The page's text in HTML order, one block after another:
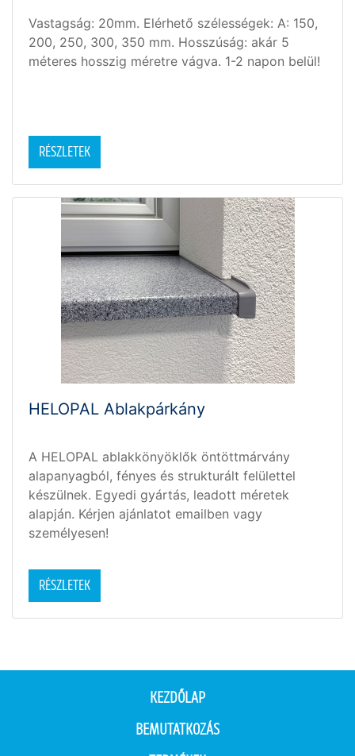
Vastagság: 20mm. Elérhető szélességek: A: 150,
200, 250, 300, 350 mm. Hosszúság: akár 5
méteres hosszig méretre vágva. 1-2 napon belül!
RÉSZLETEK
HELOPAL Ablakpárkány
A HELOPAL ablakkönyöklők öntöttmárvány
alapanyagból, fényes és strukturált felülettel
készülnek. Egyedi gyártás, leadott méretek
alapján. Kérjen ajánlatot emailben vagy
személyesen!
RÉSZLETEK
KEZDŐLAP
BEMUTATKOZÁS